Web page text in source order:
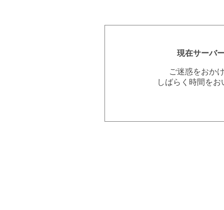
現在サーバ
ご迷惑をおか
しばらく時間を